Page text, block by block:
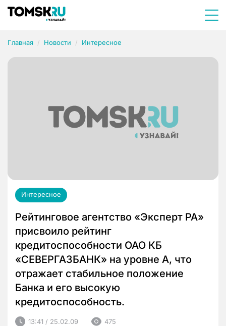
Главная Новости Интересное
Интересное
Рейтинговое агентство «Эксперт РА»
присвоило рейтинг
кредитоспособности ОАО КБ
«СЕВЕРГАЗБАНК» на уровне А, что
отражает стабильное положение
Банка и его высокую
кредитоспособность.
13:41 / 25.02.09 475